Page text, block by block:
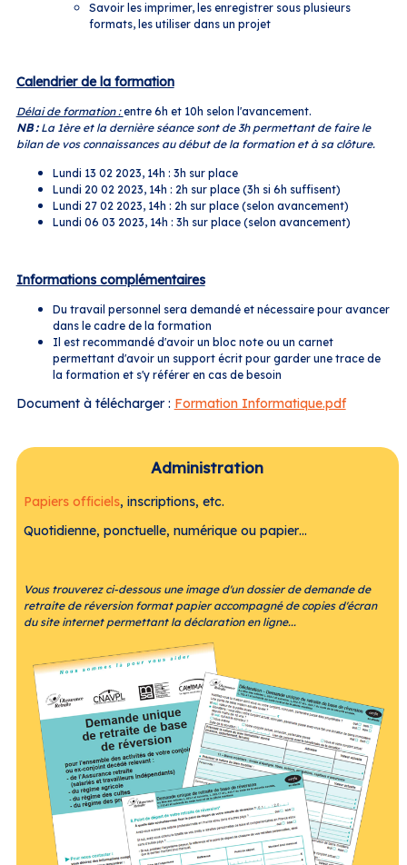
Savoir les imprimer, les enregistrer sous plusieurs
formats, les utiliser dans un projet
Calendrier de la formation
Délai de formation :entre 6h et 10h selon l'avancement.
NB : La 1ère et la dernière séance sont de 3h permettant de faire le
bilan de vos connaissances au début de la formation et à sa clôture.
Lundi 13 02 2023, 14h : 3h sur place
Lundi 20 02 2023, 14h : 2h sur place (3h si 6h suffisent)
Lundi 27 02 2023, 14h : 2h sur place (selon avancement)
Lundi 06 03 2023, 14h : 3h sur place (selon avancement)
Informations complémentaires
Du travail personnel sera demandé et nécessaire pour avancer
dans le cadre de la formation
Il est recommandé d'avoir un bloc note ou un carnet
permettant d'avoir un support écrit pour garder une trace de
la formation et s'y référer en cas de besoin
Document à télécharger : Formation Informatique.pdf
Administration
Papiers officiels, inscriptions, etc.
Quotidienne, ponctuelle, numérique ou papier…
Vous trouverez ci-dessous une image d'un dossier de demande de
retraite de réversion format papier accompagné de copies d'écran
du site internet permettant la déclaration en ligne...